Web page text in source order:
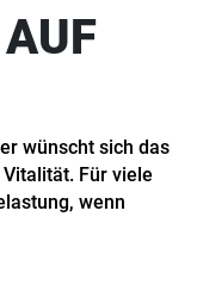
wünscht sich das
Für viele
wenn